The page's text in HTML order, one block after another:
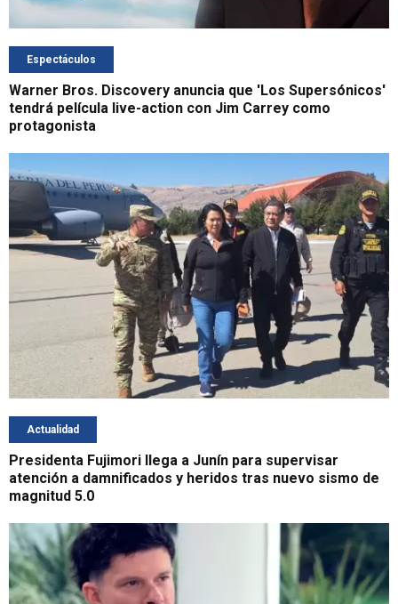
Espectáculos
Warner Bros. Discovery anuncia que 'Los Supersónicos'
tendrá película live-action con Jim Carrey como
protagonista
Actualidad
Presidenta Fujimori llega a Junín para supervisar
atención a damnificados y heridos tras nuevo sismo de
magnitud 5.0